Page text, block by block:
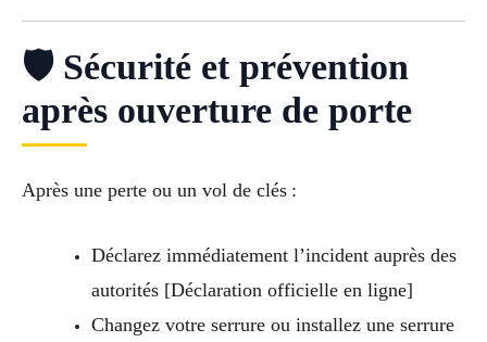
🛡 Sécurité et prévention
après ouverture de porte
Après une perte ou un vol de clés :
Déclarez immédiatement l’incident auprès des
autorités [Déclaration officielle en ligne]
Changez votre serrure ou installez une serrure